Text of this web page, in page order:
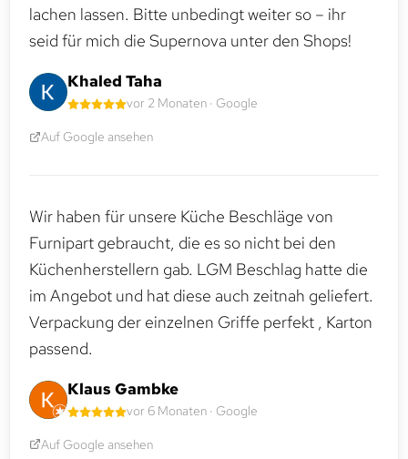
lachen lassen. Bitte unbedingt weiter so – ihr
seid für mich die Supernova unter den Shops!
Khaled Taha
vor 2 Monaten · Google
Auf Google ansehen
Wir haben für unsere Küche Beschläge von
Furnipart gebraucht, die es so nicht bei den
Küchenherstellern gab. LGM Beschlag hatte die
im Angebot und hat diese auch zeitnah geliefert.
Verpackung der einzelnen Griffe perfekt , Karton
passend.
Klaus Gambke
vor 6 Monaten · Google
Auf Google ansehen